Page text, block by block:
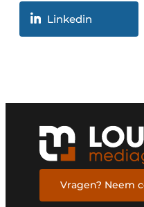
Linkedin
Vragen? Neem